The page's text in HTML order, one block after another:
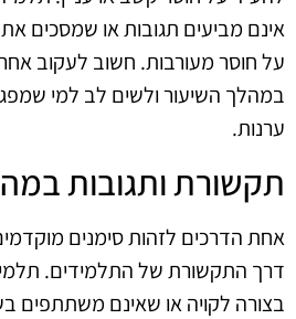
אינם מביעים תגובות או שמסכים
על חוסר מעורבות. חשוב לעקוב
במהלך השיעור ולשים לב למי
ערנות.
תקשורת ותגובות
אחת הדרכים לזהות סימנים
דרך התקשורת של התלמידים.
בצורה לקויה או שאינם משתתפים